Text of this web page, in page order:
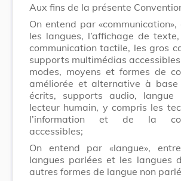
Aux fins de la présente
On entend par
les langues, l’affichage de
communication tactile, les gros
supports multimédias
modes, moyens et formes de
améliorée et alternative à
écrits, supports audio, langue
lecteur humain, y compris les
l’information et de la
accessibles;
On entend par «langue»,
langues parlées et les langues
autres formes de langue non